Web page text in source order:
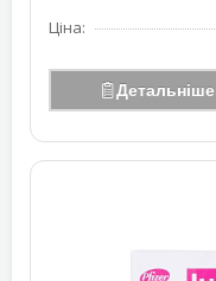
Ціна:
Детальніше